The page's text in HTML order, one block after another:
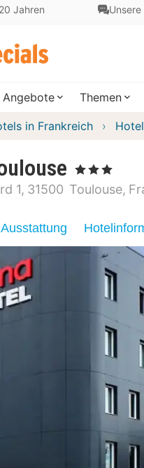
Jahren
Angebote Themen
in Frankreich
, 3 Sterne
1 31500 Toulouse
Ausstattung